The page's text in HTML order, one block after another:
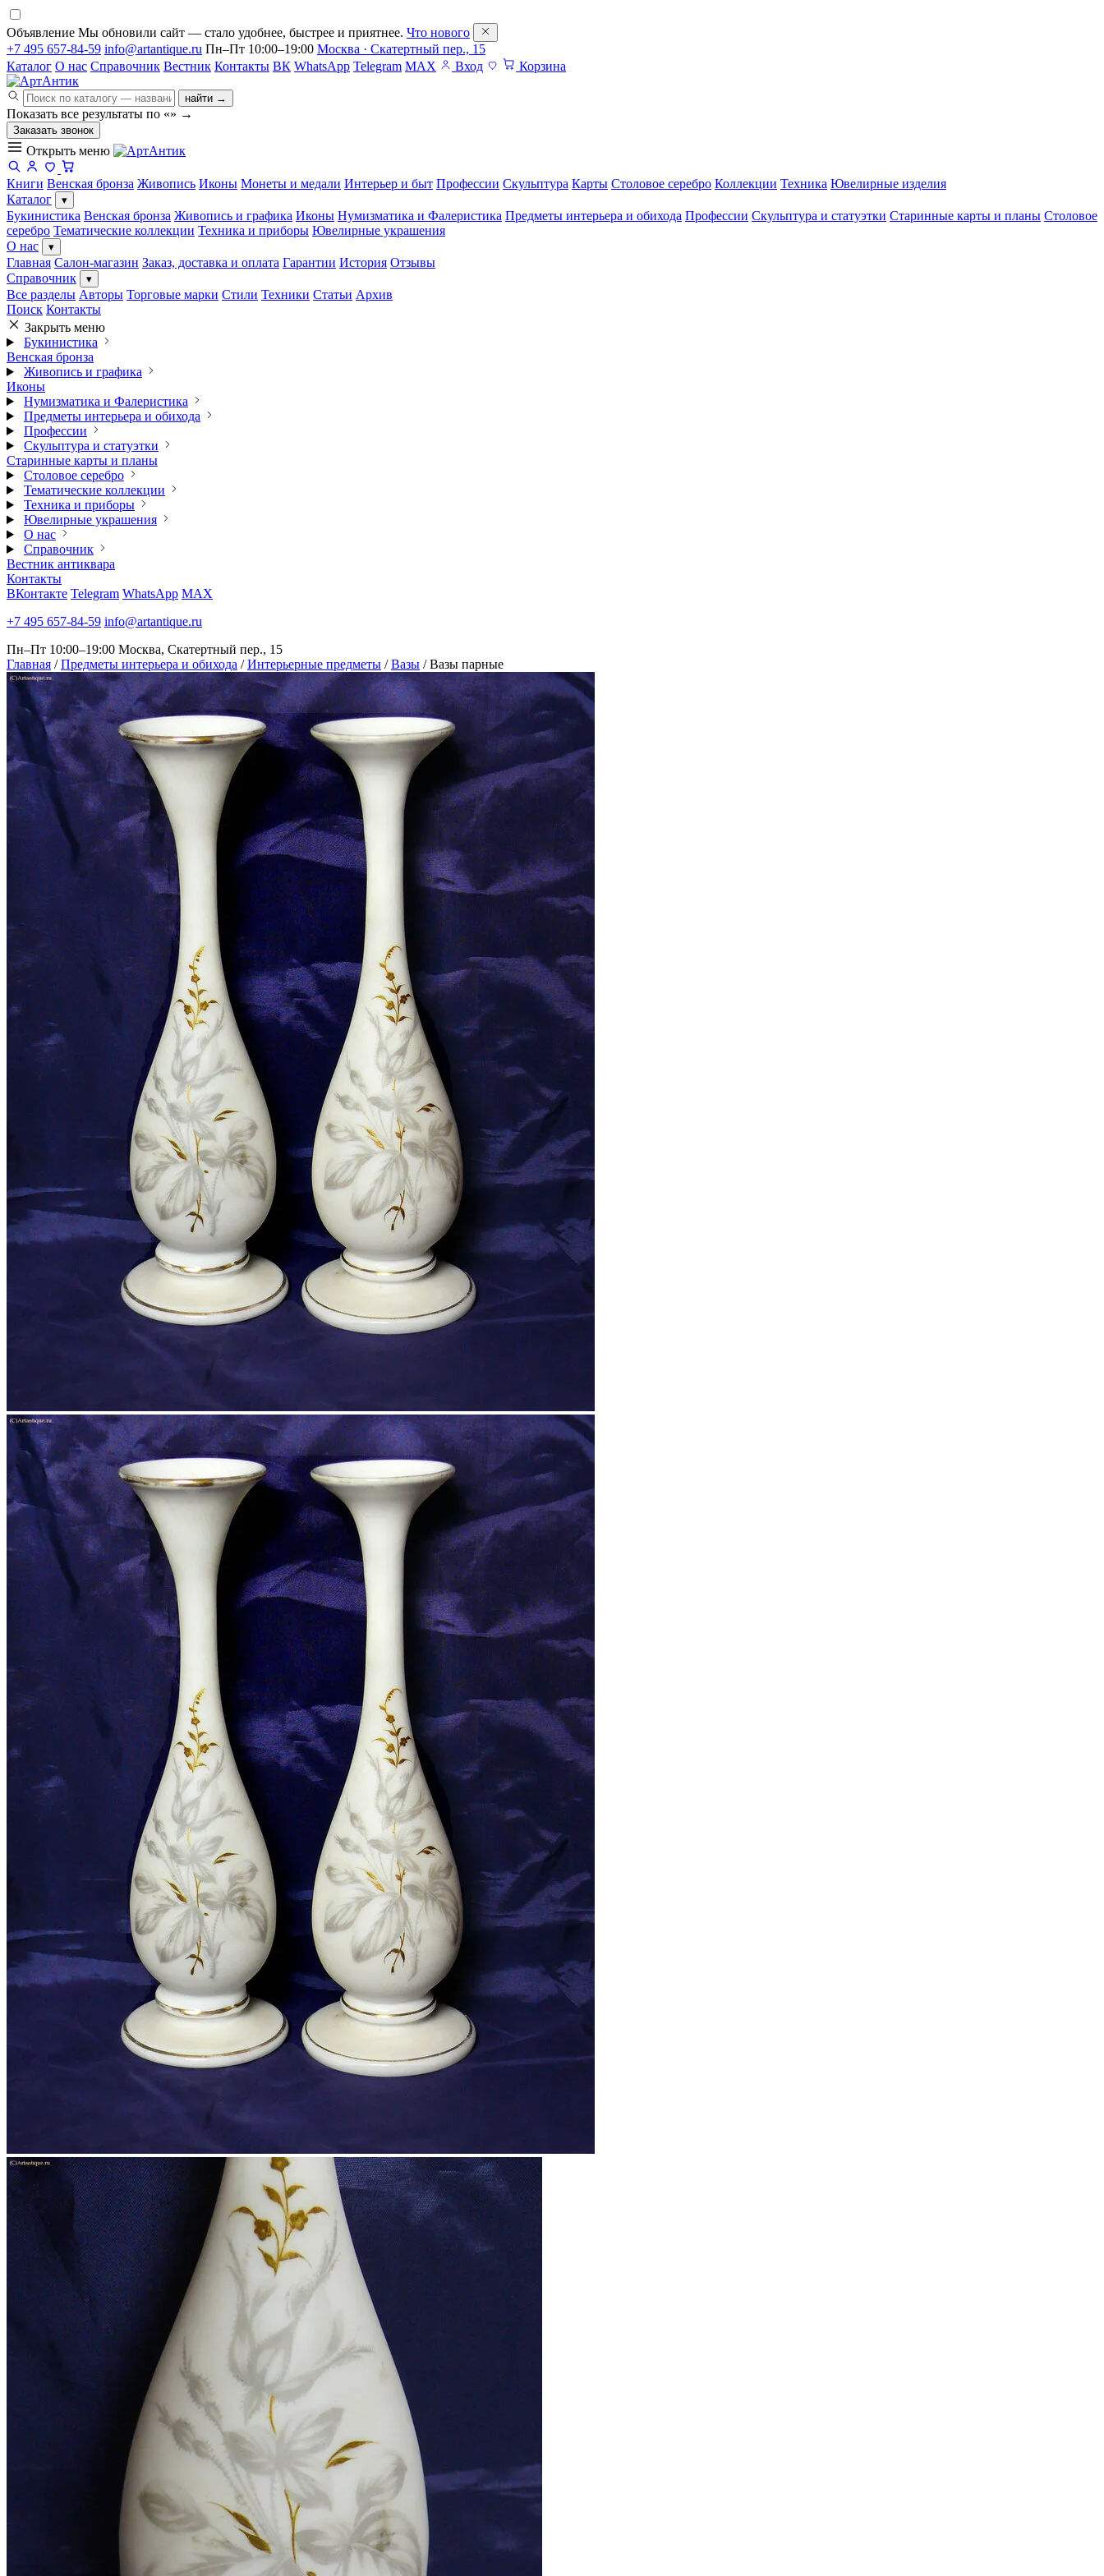
Объявление Мы обновили сайт — стало удобнее, быстрее и приятнее. Что нового
+7 495 657-84-59 info@artantique.ru Пн–Пт 10:00–19:00 Москва · Скатертный пер., 15
Каталог О нас Справочник Вестник Контакты ВК WhatsApp Telegram MAX Вход Корзина
найти →
Показать все результаты по «» →
Заказать звонок
Открыть меню
Книги Венская бронза Живопись Иконы Монеты и медали Интерьер и быт Профессии Скульптура Карты Столовое серебро Коллекции Техника Ювелирные изделия
Каталог
▾
Букинистика Венская бронза Живопись и графика Иконы Нумизматика и Фалеристика Предметы интерьера и обихода Профессии Скульптура и статуэтки Старинные карты и планы Столовое
серебро Тематические коллекции Техника и приборы Ювелирные украшения
О нас
▾
Главная Салон-магазин Заказ, доставка и оплата Гарантии История Отзывы
Справочник
▾
Все разделы Авторы Торговые марки Стили Техники Статьи Архив
Поиск Контакты
Закрыть меню
Букинистика
Венская бронза
Живопись и графика
Иконы
Нумизматика и Фалеристика
Предметы интерьера и обихода
Профессии
Скульптура и статуэтки
Старинные карты и планы
Столовое серебро
Тематические коллекции
Техника и приборы
Ювелирные украшения
О нас
Справочник
Вестник антиквара
Контакты
ВКонтакте Telegram WhatsApp MAX
+7 495 657-84-59 info@artantique.ru
Пн–Пт 10:00–19:00 Москва, Скатертный пер., 15
Главная / Предметы интерьера и обихода / Интерьерные предметы / Вазы / Вазы парные